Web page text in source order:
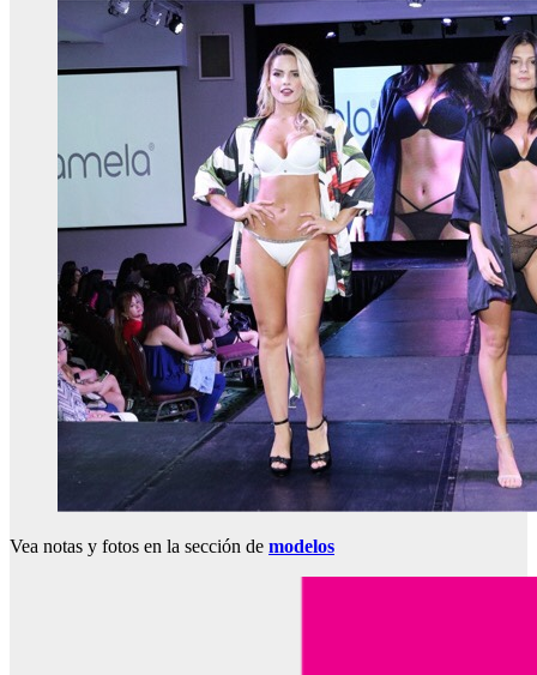
Vea notas y fotos en la sección de modelos